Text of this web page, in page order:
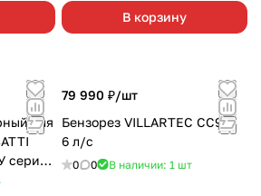
В корзину
для
серия
79 990 ₽/шт
Бензорез VILLARTEC CC990
6 л/с
0 0 В наличии: 1 шт